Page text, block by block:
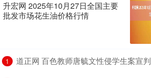
升宏网 2025年10月27日全国主要
批发市场花生油价格行情
1 ​道正网 百色教师唐毓文性侵学生案宣判